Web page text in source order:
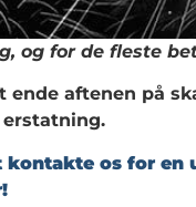
og for de fleste
ende aftenen på
kontakte os for en